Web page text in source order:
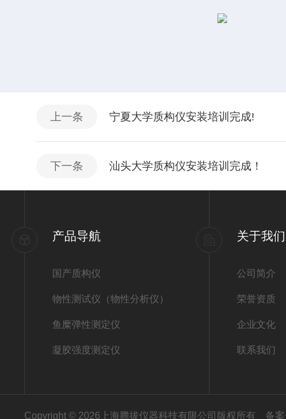
上一条 宁夏大学质构仪安装培训完成!
下一条 汕头大学质构仪安装培训完成！
产品导航
国产质构仪
物性测试仪（物性分析仪）
鱼糜弹性测定仪
凝胶强度测定仪
关于我们
公司简介
荣誉资质
企业文化
联系我们
Copyright © 2026上海腾拔仪器科技有限公司版权所有 备